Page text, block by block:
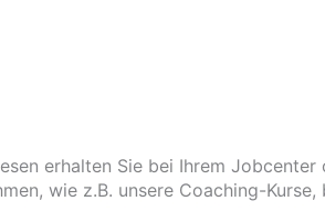
erhalten Sie bei Ihrem
wie z.B. unsere Coaching-Kurse,